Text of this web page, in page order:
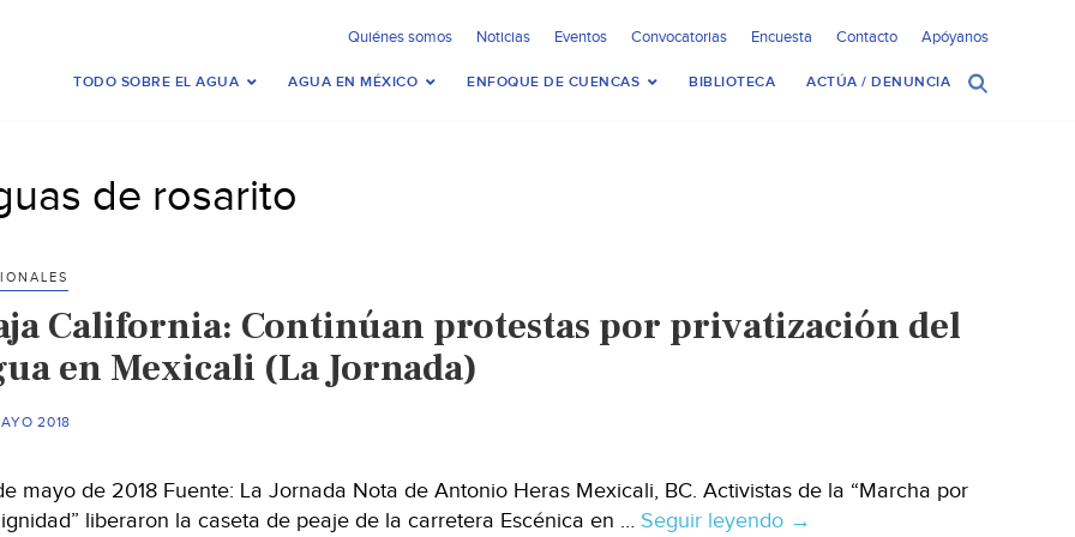
Quiénes somos Noticias Eventos Convocatorias Encuesta Contacto Apóyanos
TODO SOBRE EL AGUA AGUA EN MÉXICO ENFOQUE DE CUENCAS BIBLIOTECA ACTÚA / DENUNCIA
de rosarito
California: Continúan protestas por privatización del
en Mexicali (La Jornada)
2018
mayo de 2018 Fuente: La Jornada Nota de Antonio Heras Mexicali, BC. Activistas de la “Marcha por
liberaron la caseta de peaje de la carretera Escénica en … Seguir leyendo Baja
→